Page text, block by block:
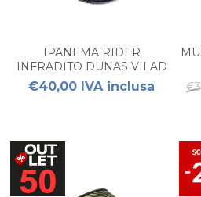
IPANEMA RIDER
INFRADITO DUNAS VII AD
UOMO
€40,00 IVA inclusa